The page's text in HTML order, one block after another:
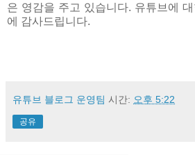
은 영감을 주고 있습니다. 유튜브에
에 감사드립니다.
유튜브 블로그 운영팀 시간: 오후 5:22
공유